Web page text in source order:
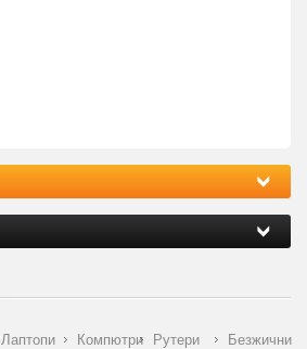
Лаптопи
Компютри
Рутери
Безжични